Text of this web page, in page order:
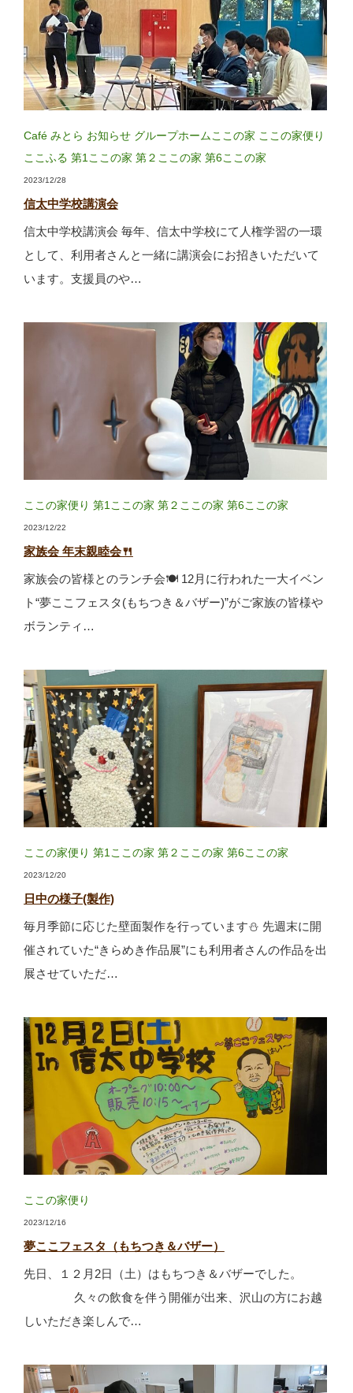
Café みとら お知らせ グループホームここの家 ここの家便り
ここふる 第1ここの家 第２ここの家 第6ここの家
2023/12/28
信太中学校講演会
信太中学校講演会 毎年、信太中学校にて人権学習の一環
として、利用者さんと一緒に講演会にお招きいただいて
います。支援員のや…
ここの家便り 第1ここの家 第２ここの家 第6ここの家
2023/12/22
家族会 年末親睦会🍴
家族会の皆様とのランチ会🍽 12月に行われた一大イベン
ト“夢ここフェスタ(もちつき＆バザー)”がご家族の皆様や
ボランティ…
ここの家便り 第1ここの家 第２ここの家 第6ここの家
2023/12/20
日中の様子(製作)
毎月季節に応じた壁面製作を行っています⛄ 先週末に開
催されていた“きらめき作品展”にも利用者さんの作品を出
展させていただ…
ここの家便り
2023/12/16
夢ここフェスタ（もちつき＆バザー）
先日、１２月2日（土）はもちつき＆バザーでした。
久々の飲食を伴う開催が出来、沢山の方にお越
しいただき楽しんで…